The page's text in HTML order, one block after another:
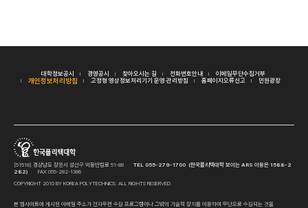
대학정보공시 경영공시 찾아오시는 길 전화번호안내 이메일무단수집거부
개인정보처리방침 고정형 영상정보처리기기 운영·관리방침 홈페이지오류신고 민원광장
[51518] 경상남도 창원시 성산구 외동반림로 51-88 TEL 055-279-1700 (한국폴리텍대학 보이는 ARS 이용은 1588-2
282)
FAX 055-282-1386
COPYRIGHT 2010 BY KOREA POLYTECHNICS. ALL RIGHTS RESERVED.
본 웹사이트에 게시된 이메일 주소가 전자우편 수집 프로그램이나 그밖의 기술적 장치를 이용하여 무단으로 수집되는 것을